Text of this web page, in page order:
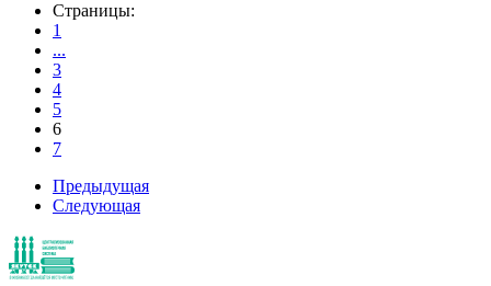
Страницы:
1
...
3
4
5
6
7
Предыдущая
Следующая